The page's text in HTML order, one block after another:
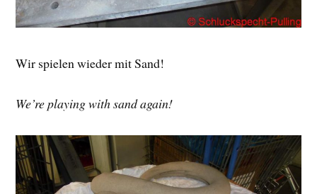
Wir spielen wieder mit Sand!
We’re playing with sand again!